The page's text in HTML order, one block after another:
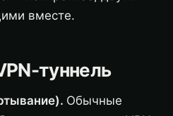
вместе.
туннель
Обычные